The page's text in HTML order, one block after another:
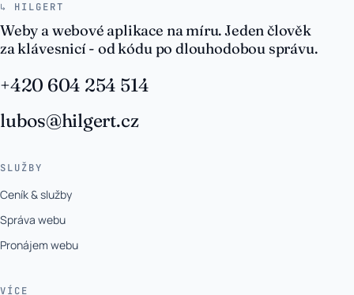
↳ HILGERT
Weby a webové aplikace na míru. Jeden člověk
za klávesnicí - od kódu po dlouhodobou správu.
+420 604 254 514
lubos@hilgert.cz
SLUŽBY
Ceník & služby
Správa webu
Pronájem webu
VÍCE